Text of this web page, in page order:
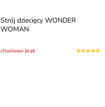
Strój dziecięcy WONDER
WOMAN
chwilowo brak